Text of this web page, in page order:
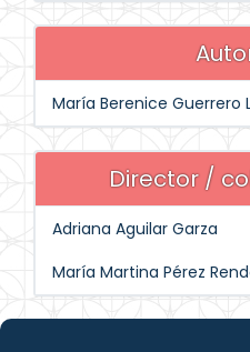
María Berenice Guerrero
Director /
Adriana Aguilar Garza
María Martina Pérez